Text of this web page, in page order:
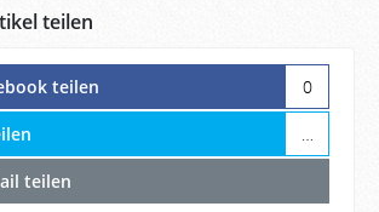
teilen
teilen 0
…
teilen